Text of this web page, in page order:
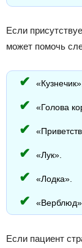
Если
может помочь
«Кузнечик».
«Голова
«Лук».
«Лодка».
«Верблюд».
Если пациент